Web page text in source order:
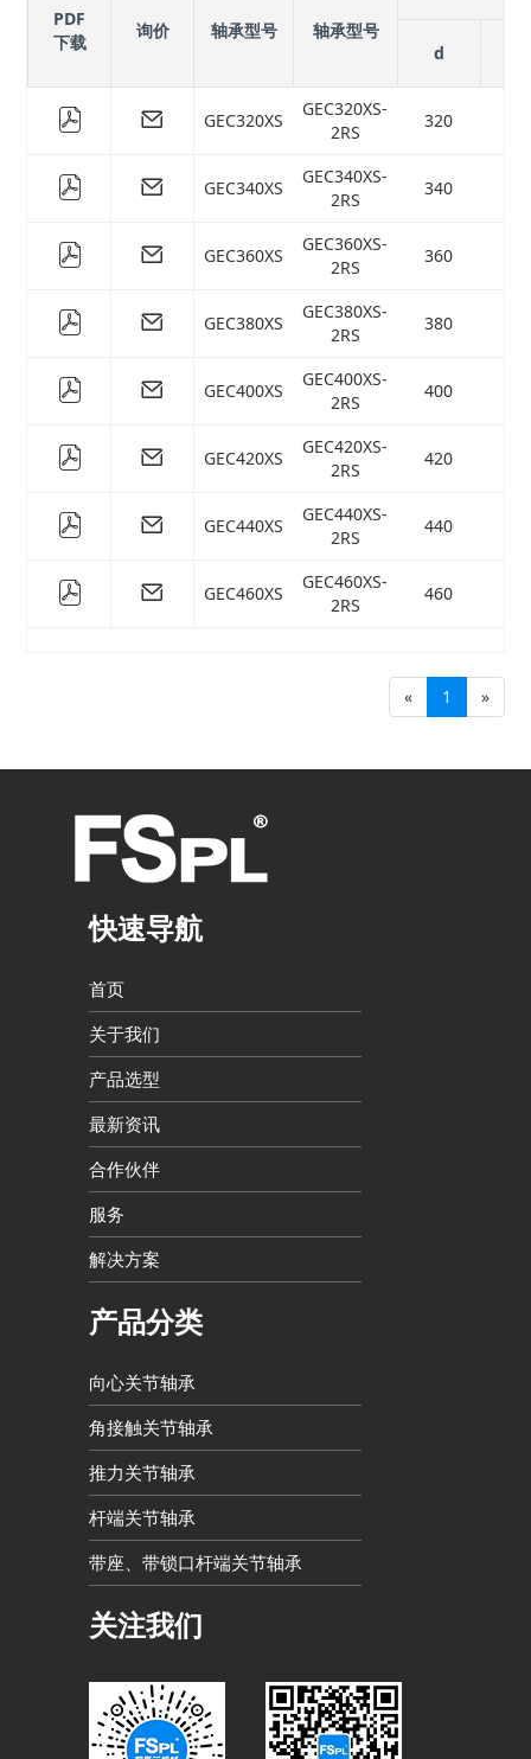
PDF
下载
询价 轴承型号
轴承型号
d
GEC320XS
GEC320XS-
2RS
320
GEC340XS
GEC340XS-
2RS
340
GEC360XS
GEC360XS-
2RS
360
GEC380XS
GEC380XS-
2RS
380
GEC400XS
GEC400XS-
2RS
400
GEC420XS
GEC420XS-
2RS
420
GEC440XS
GEC440XS-
2RS
440
GEC460XS
GEC460XS-
2RS
460
« 1 »
快速导航
首页
关于我们
产品选型
最新资讯
合作伙伴
服务
解决方案
产品分类
向心关节轴承
角接触关节轴承
推力关节轴承
杆端关节轴承
带座、带锁口杆端关节轴承
关注我们